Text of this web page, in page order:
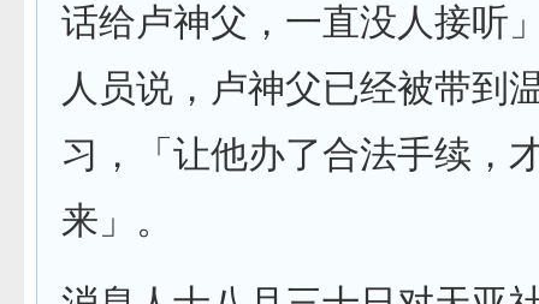
话给卢神父，一直没人接听
人员说，卢神父已经被带到
习，「让他办了合法手续，
来」。